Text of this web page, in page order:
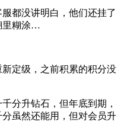
都没讲明白，他们还挂了
里糊涂…
定级，之前积累的积分没
分升钻石，但年底到期，
虽然还能用，但对会员升